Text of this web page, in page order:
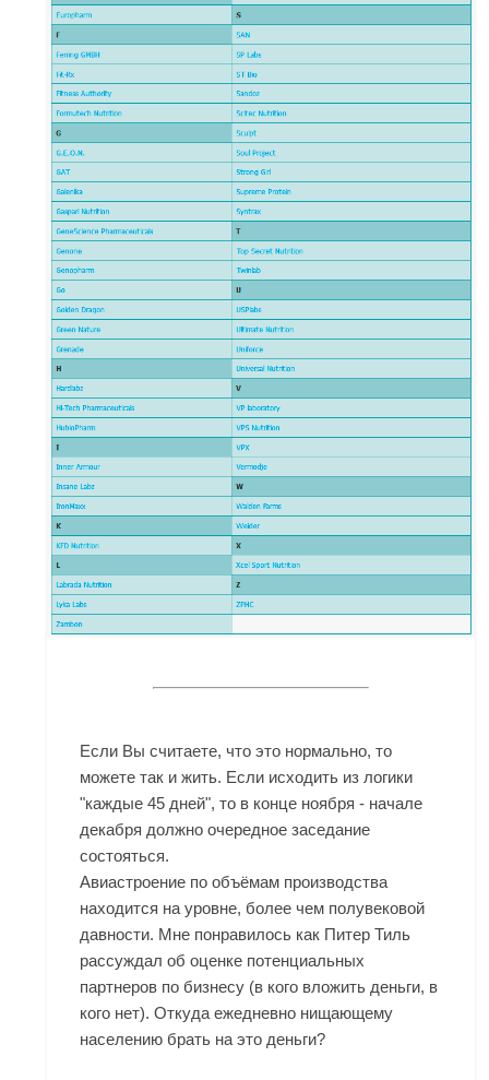
Если Вы считаете, что это нормально, то
можете так и жить. Если исходить из логики
"каждые 45 дней", то в конце ноября - начале
декабря должно очередное заседание
состояться.
Авиастроение по объёмам производства
находится на уровне, более чем полувековой
давности. Мне понравилось как Питер Тиль
рассуждал об оценке потенциальных
партнеров по бизнесу (в кого вложить деньги, в
кого нет). Откуда ежедневно нищающему
населению брать на это деньги?